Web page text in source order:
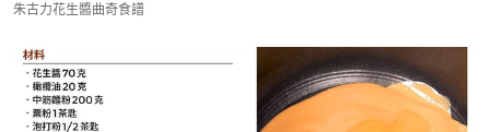
朱古力花生醬曲奇食譜